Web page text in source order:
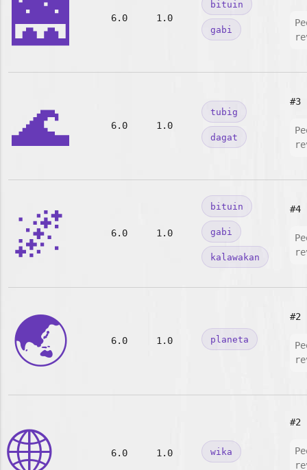
🌉 6.0 1.0
bituin
gabi
🌊 6.0 1.0
tubig
dagat
#3
🌌 6.0 1.0
bituin
gabi
kalawakan
#4
🌏 6.0 1.0 planeta
#2
🌐 6.0 1.0 wika
#2